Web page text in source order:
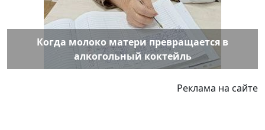
Когда молоко матери превращается в
алкогольный коктейль
Реклама на сайте